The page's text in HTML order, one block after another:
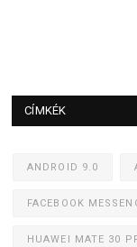
CÍMKÉK
ANDROID 9.0
FACEBOOK
HUAWEI MATE 30